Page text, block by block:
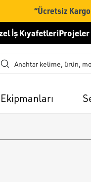
“Ücretsiz
İş Kıyafetleri